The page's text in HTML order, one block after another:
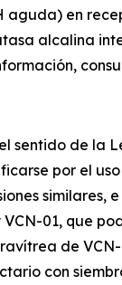
en
alcalina
sentido de
por el
01, que
de
con